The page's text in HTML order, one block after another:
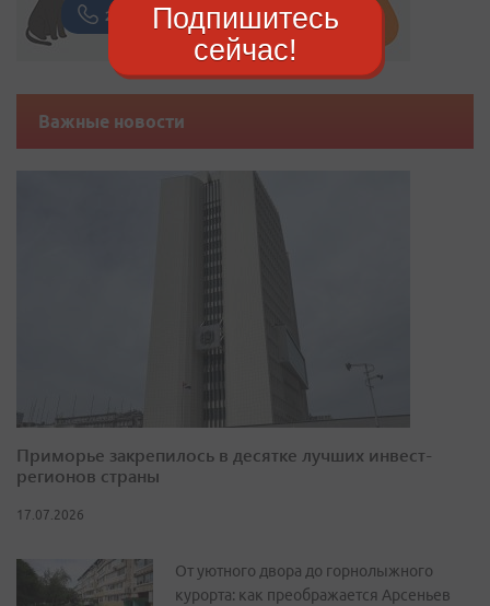
Важные новости
Приморье закрепилось в десятке лучших инвест-
регионов страны
17.07.2026
От уютного двора до горнолыжного
курорта: как преображается Арсеньев
Подпишитесь
сейчас!